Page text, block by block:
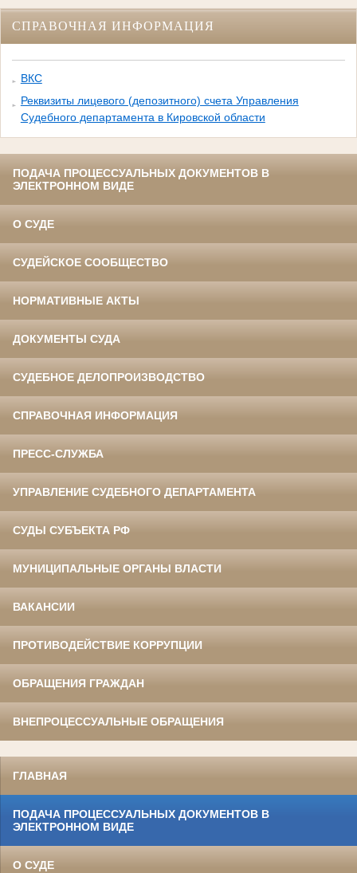
СПРАВОЧНАЯ ИНФОРМАЦИЯ
ВКС
Реквизиты лицевого (депозитного) счета Управления
Судебного департамента в Кировской области
ПОДАЧА ПРОЦЕССУАЛЬНЫХ ДОКУМЕНТОВ В
ЭЛЕКТРОННОМ ВИДЕ
О СУДЕ
СУДЕЙСКОЕ СООБЩЕСТВО
НОРМАТИВНЫЕ АКТЫ
ДОКУМЕНТЫ СУДА
СУДЕБНОЕ ДЕЛОПРОИЗВОДСТВО
СПРАВОЧНАЯ ИНФОРМАЦИЯ
ПРЕСС-СЛУЖБА
УПРАВЛЕНИЕ СУДЕБНОГО ДЕПАРТАМЕНТА
СУДЫ СУБЪЕКТА РФ
МУНИЦИПАЛЬНЫЕ ОРГАНЫ ВЛАСТИ
ВАКАНСИИ
ПРОТИВОДЕЙСТВИЕ КОРРУПЦИИ
ОБРАЩЕНИЯ ГРАЖДАН
ВНЕПРОЦЕССУАЛЬНЫЕ ОБРАЩЕНИЯ
ГЛАВНАЯ
ПОДАЧА ПРОЦЕССУАЛЬНЫХ ДОКУМЕНТОВ В
ЭЛЕКТРОННОМ ВИДЕ
О СУДЕ